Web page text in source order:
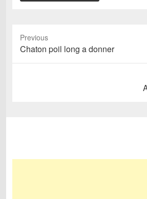
Previous
Previous
post:
Chaton poil long a donner